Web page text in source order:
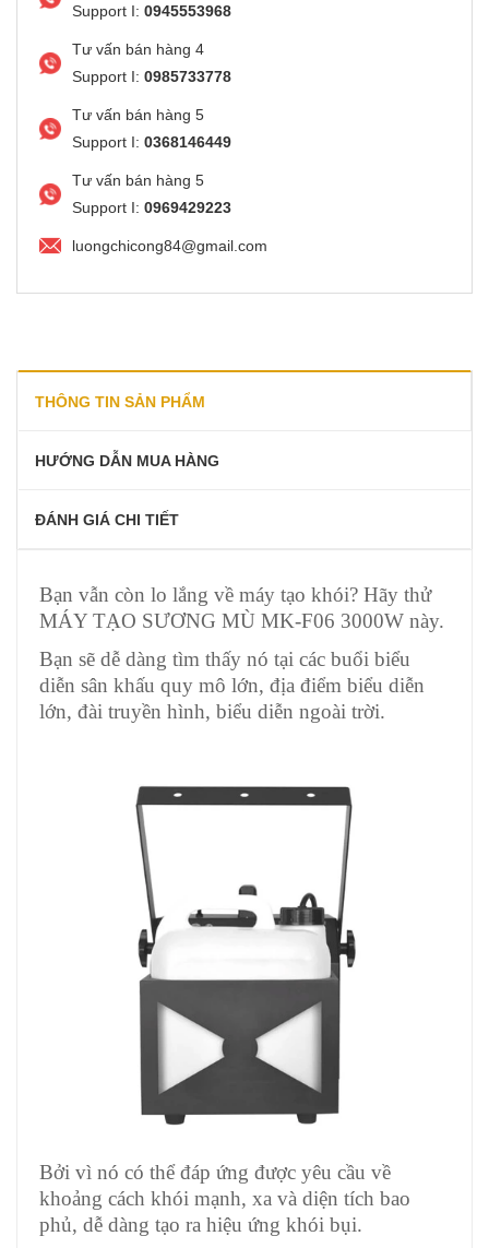
Support I: 0945553968
Tư vấn bán hàng 4
Support I: 0985733778
Tư vấn bán hàng 5
Support I: 0368146449
Tư vấn bán hàng 5
Support I: 0969429223
luongchicong84@gmail.com
THÔNG TIN SẢN PHẨM
HƯỚNG DẪN MUA HÀNG
ĐÁNH GIÁ CHI TIẾT
Bạn vẫn còn lo lắng về máy tạo khói? Hãy thử
MÁY TẠO SƯƠNG MÙ MK-F06 3000W này.
Bạn sẽ dễ dàng tìm thấy nó tại các buổi biểu
diễn sân khấu quy mô lớn, địa điểm biểu diễn
lớn, đài truyền hình, biểu diễn ngoài trời.
Bởi vì nó có thể đáp ứng được yêu cầu về
khoảng cách khói mạnh, xa và diện tích bao
phủ, dễ dàng tạo ra hiệu ứng khói bụi.